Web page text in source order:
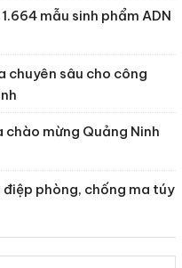
mẫu sinh phẩm ADN
chuyên sâu cho công
mừng Quảng Ninh
điệp phòng, chống ma túy